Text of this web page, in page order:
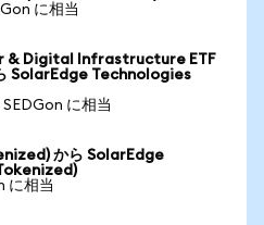
に相当
& Digital Infrastructure ETF
SolarEdge Technologies
に相当
から SolarEdge
に相当